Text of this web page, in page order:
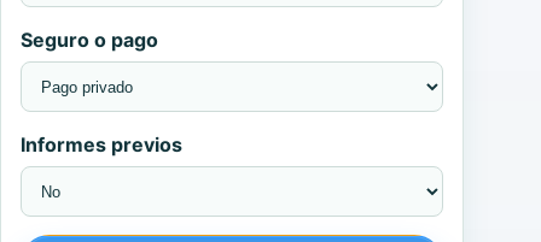
Seguro o pago
Informes previos